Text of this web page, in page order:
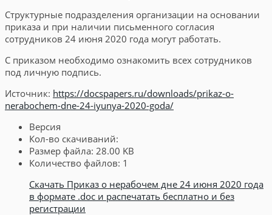
Структурные подразделения организации на основании
приказа и при наличии письменного согласия
сотрудников 24 июня 2020 года могут работать.
С приказом необходимо ознакомить всех сотрудников
под личную подпись.
Источник: https://docspapers.ru/downloads/prikaz-o-
nerabochem-dne-24-iyunya-2020-goda/
Версия
Кол-во скачиваний:
Размер файла: 28.00 KB
Количество файлов: 1
Скачать Приказ о нерабочем дне 24 июня 2020 года
в формате .doc и распечатать бесплатно и без
регистрации